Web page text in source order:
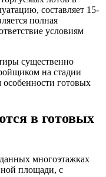
составляет 15-
полная
условиям
существенно
на стадии
готовых
в готовых
многоэтажках
площади, с